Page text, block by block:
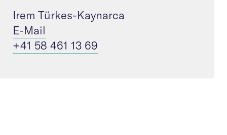
Irem Türkes-Kaynarca
E-Mail
+41 58 461 13 69